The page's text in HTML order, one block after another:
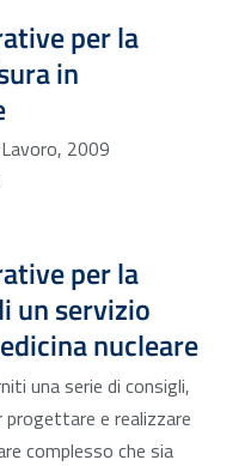
per la
in
112.34 kB
2009
per la
un servizio
nucleare
1.24 MB
una serie di consigli,
e realizzare
complesso che sia